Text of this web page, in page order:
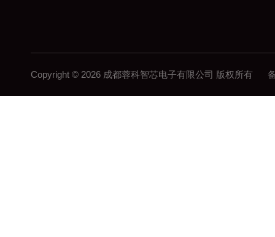
Copyright © 2026 成都蓉科智芯电子有限公司 版权所有